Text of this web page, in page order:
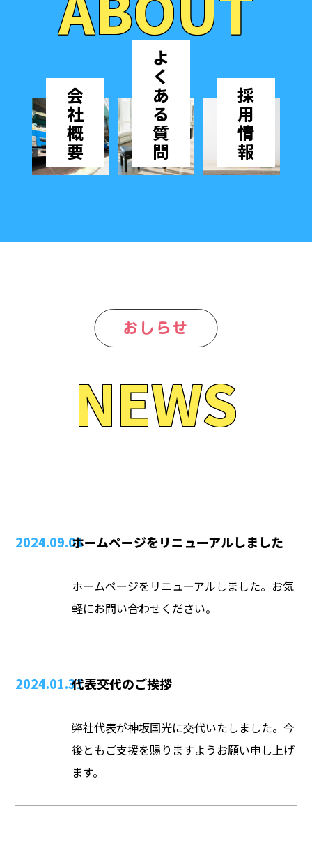
会
社
概
要
よ
く
あ
る
質
問
採
用
情
報
おしらせ
NEWS
2024.09.01ホームページをリニューアルしました
ホームページをリニューアルしました。お気
軽にお問い合わせください。
2024.01.31代表交代のご挨拶
弊社代表が神坂国光に交代いたしました。今
後ともご支援を賜りますようお願い申し上げ
ます。